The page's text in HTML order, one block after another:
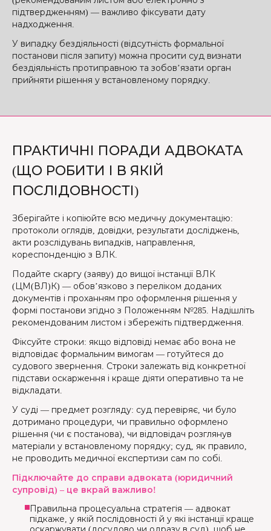
підтвердженням) — важливо фіксувати дату
надходження.
У випадку бездіяльності (відсутність формальної
постанови після запиту) можна просити суд визнати
бездіяльність протиправною та зобов’язати орган
прийняти рішення у встановленому порядку.
ПРАКТИЧНІ ПОРАДИ АДВОКАТА
(ЩО РОБИТИ І В ЯКІЙ
ПОСЛІДОВНОСТІ)
Зберігайте і копіюйте всю медичну документацію:
протоколи оглядів, довідки, результати досліджень,
акти розслідувань випадків, направлення,
кореспонденцію з ВЛК.
Подайте скаргу (заяву) до вищої інстанції ВЛК
(ЦМ(ВЛ)К) — обов’язково з переліком доданих
документів і проханням про оформлення рішення у
формі постанови згідно з Положенням №285. Надішліть
рекомендованим листом і збережіть підтвердження.
Фіксуйте строки: якщо відповіді немає або вона не
відповідає формальним вимогам — готуйтеся до
судового звернення. Строки залежать від конкретної
підстави оскарження і краще діяти оперативно та не
відкладати.
У суді — предмет розгляду: суд перевіряє, чи було
дотримано процедури, чи правильно оформлено
рішення (чи є постанова), чи відповідач розглянув
матеріали у встановленому порядку; суд, як правило,
не проводить медичної експертизи сам по собі.
Підключайте до справи адвоката (юридичний
супровід) – це вкрай важливо!
Правильна процесуальна стратегія — адвокат
підкаже, у якій послідовності й у які інстанції краще